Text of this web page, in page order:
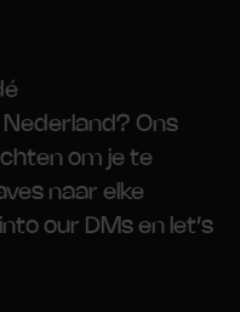
Ons
om je te
naar elke
our DMs en let’s